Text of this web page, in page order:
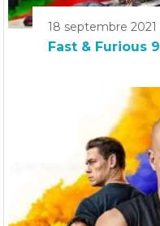
18 septembre 2021
Fast & Furious 9